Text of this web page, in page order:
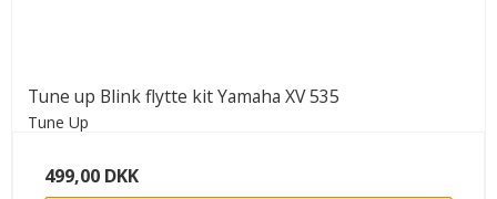
Tune up Blink flytte kit Yamaha XV 535
Tune Up
499,00 DKK